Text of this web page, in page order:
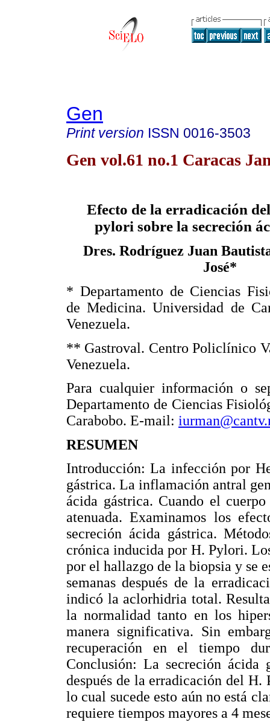
Gen
Print version ISSN 0016-3503
Gen vol.61 no.1 Caracas
Efecto de la erradicación
pylori sobre la secreción
Dres. Rodríguez Juan
José*
* Departamento de Ciencias
de Medicina. Universidad de
Venezuela.
** Gastroval. Centro Policlínico
Venezuela.
Para cualquier información o
Departamento de Ciencias
Carabobo. E-mail:
RESUMEN
Introducción: La infección por
gástrica. La inflamación antral
ácida gástrica. Cuando el
atenuada. Examinamos los
secreción ácida gástrica.
crónica inducida por H. Pylori.
por el hallazgo de la biopsia y se
semanas después de la
indicó la aclorhidria total.
la normalidad tanto en los
manera significativa. Sin
recuperación en el tiempo
Conclusión: La secreción
después de la erradicación del H.
lo cual sucede esto aún no está
requiere tiempos mayores a 4